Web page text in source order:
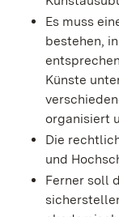
Es muss
bestehen,
Künste
organisiert
Die
und
Ferner soll